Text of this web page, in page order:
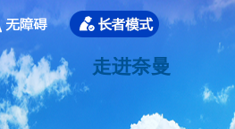
走进奈曼